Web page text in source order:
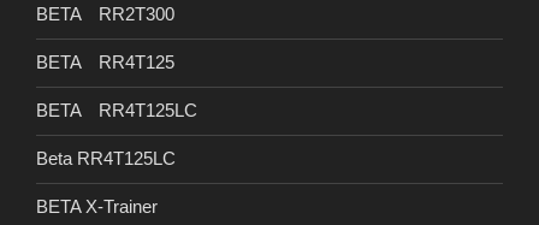
BETA RR2T300
BETA RR4T125
BETA RR4T125LC
Beta RR4T125LC
BETA X-Trainer